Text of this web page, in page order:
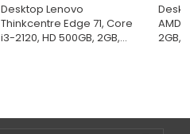
Desktop Lenovo
Thinkcentre Edge 71, Core
i3-2120, HD 500GB, 2GB,...
AMD
2GB,